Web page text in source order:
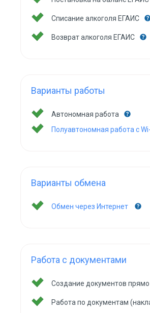
Списание алкоголя ЕГАИС
Возврат алкоголя ЕГАИС
Варианты работы
Автономная работа
Полуавтономная работа с
Варианты обмена
Обмен через Интернет
Работа с документами
Создание документов
Работа по документам